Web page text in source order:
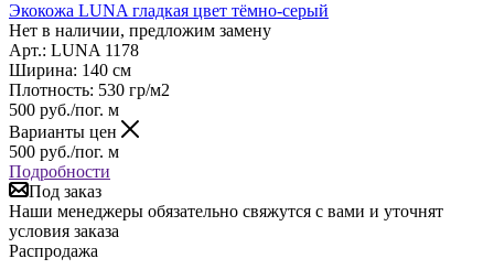
Экокожа LUNA гладкая цвет тёмно-серый
Нет в наличии, предложим замену
Арт.: LUNA 1178
Ширина: 140 см
Плотность: 530 гр/м2
500 руб./пог. м
Варианты цен
500 руб./пог. м
Подробности
Под заказ
Наши менеджеры обязательно свяжутся с вами и уточнят
условия заказа
Распродажа